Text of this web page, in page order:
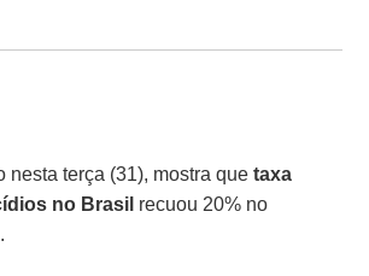
nesta terça (31), mostra quetaxa
no Brasil recuou 20% no